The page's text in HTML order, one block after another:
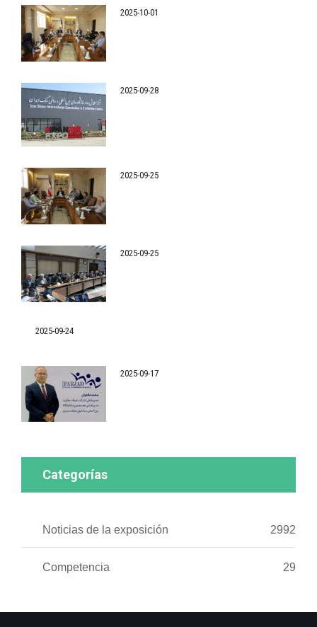
2025-10-01
2025-09-28
2025-09-25
2025-09-25
2025-09-24
2025-09-17
Categorías
Noticias de la exposición 2992
Competencia 29